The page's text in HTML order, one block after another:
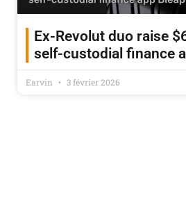
Ex-Revolut duo raise
self-custodial finance
Earvin 3 février 2026